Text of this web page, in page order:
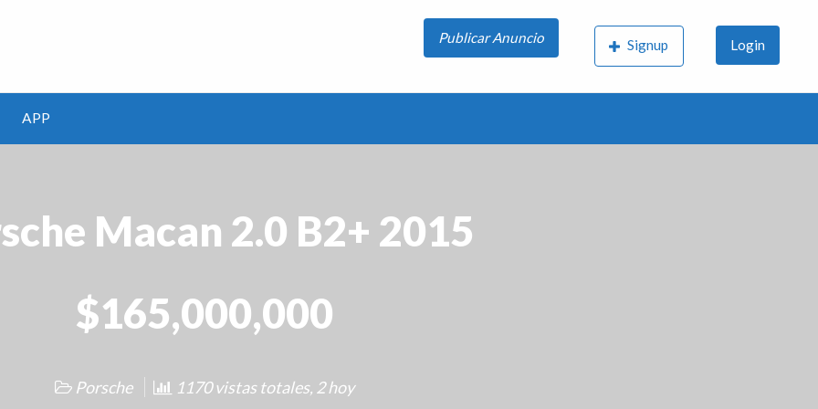
Publicar Anuncio Signup Login
APP
Macan 2.0 B2+ 2015
$165,000,000
Porsche 1170 vistas totales, 2 hoy